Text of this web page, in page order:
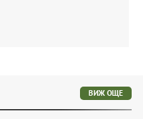
ВИЖ ОЩЕ